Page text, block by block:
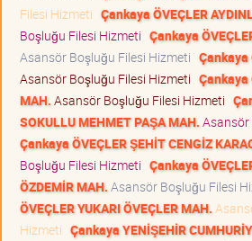
Filesi Hizmeti Çankaya ÖVEÇLER
Boşluğu Filesi Hizmeti Çankaya
Asansör Boşluğu Filesi Hizmeti Çankaya
Asansör Boşluğu Filesi Hizmeti Çankaya
MAH. Asansör Boşluğu Filesi Hizmeti
SOKULLU MEHMET PAŞA MAH. Asansör
Çankaya ÖVEÇLER ŞEHİT CENGİZ
Boşluğu Filesi Hizmeti Çankaya
ÖZDEMİR MAH. Asansör Boşluğu Filesi
ÖVEÇLER YUKARI ÖVEÇLER MAH.
Hizmeti Çankaya YENİŞEHİR